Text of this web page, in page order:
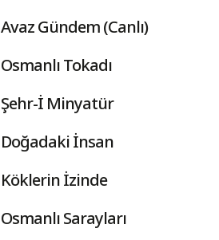
Avaz Gündem (Canlı)
Osmanlı Tokadı
Şehr-İ Minyatür
Doğadaki İnsan
Köklerin İzinde
Osmanlı Sarayları